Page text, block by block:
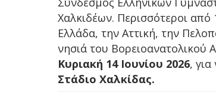
Χαλκιδέων. Περισσότεροι από
Ελλάδα, την Αττική, την
νησιά του Βορειοανατολικού
Κυριακή 14 Ιουνίου 2026,
Στάδιο Χαλκίδας.